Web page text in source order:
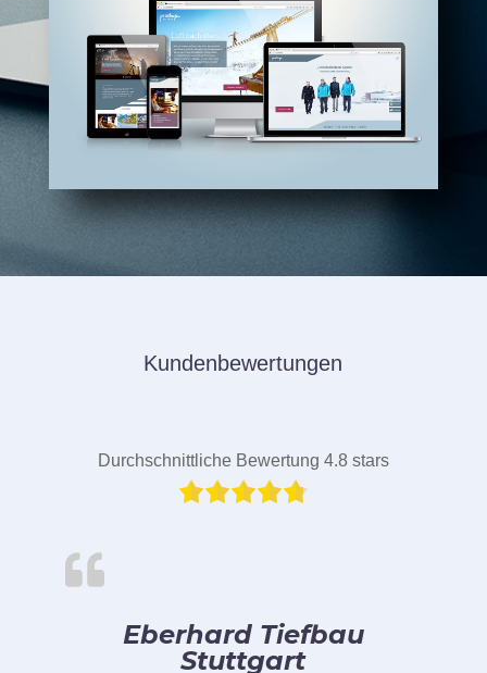
Kundenbewertungen
Durchschnittliche Bewertung 4.8 stars
Eberhard Tiefbau
Stuttgart